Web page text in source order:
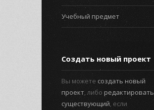
Учебный предмет
Создать новый проект
Вы можете создать новый
проект, либо редактировать
существующий, если